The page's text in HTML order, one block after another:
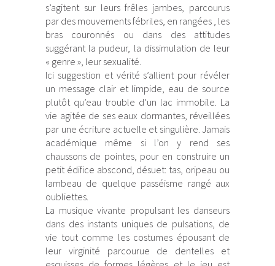
s’agitent sur leurs frêles jambes, parcourus
par des mouvements fébriles, en rangées , les
bras couronnés ou dans des attitudes
suggérant la pudeur, la dissimulation de leur
« genre », leur sexualité.
Ici suggestion et vérité s’allient pour révéler
un message clair et limpide, eau de source
plutôt qu’eau trouble d’un lac immobile. La
vie agitée de ses eaux dormantes, réveillées
par une écriture actuelle et singulière. Jamais
académique même si l’on y rend ses
chaussons de pointes, pour en construire un
petit édifice abscond, désuet: tas, oripeau ou
lambeau de quelque passéisme rangé aux
oubliettes.
La musique vivante propulsant les danseurs
dans des instants uniques de pulsations, de
vie tout comme les costumes épousant de
leur virginité parcourue de dentelles et